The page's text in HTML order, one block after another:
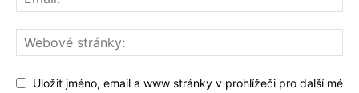
Uložit jméno, email a www stránky v prohlížeči pro další mé